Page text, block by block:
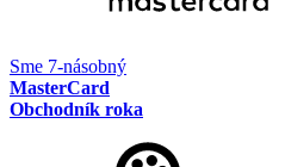
Sme 7-násobný
MasterCard
Obchodník roka